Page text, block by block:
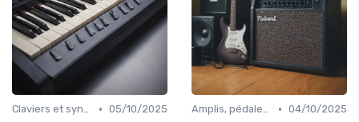
Claviers et synthétiseurs • 05/10/2025
Amplis, pédales et effets • 04/10/2025